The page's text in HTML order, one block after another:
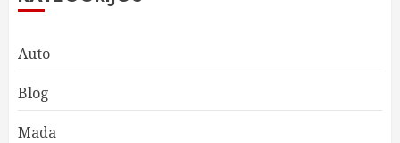
Auto
Blog
Mada